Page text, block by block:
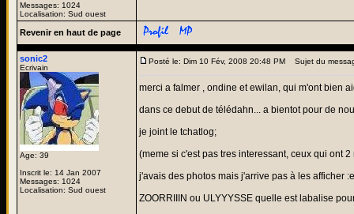
Messages: 1024
Localisation: Sud ouest
Revenir en haut de page
sonic2
Ecrivain
Age: 39
Inscrit le: 14 Jan 2007
Messages: 1024
Localisation: Sud ouest
Posté le: Dim 10 Fév, 2008 20:48 PM Sujet du
merci a falmer , ondine et ewilan, qui m'ont bien
dans ce debut de télédahn... a bientot pour de
je joint le tchatlog;
(meme si c'est pas tres interessant, ceux qui ont
j'avais des photos mais j'arrive pas à les afficher
ZOORRIIIN ou ULYYYSSE quelle est labalise